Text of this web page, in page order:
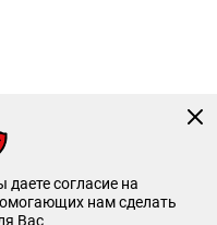
согласие на
нам сделать
Вас